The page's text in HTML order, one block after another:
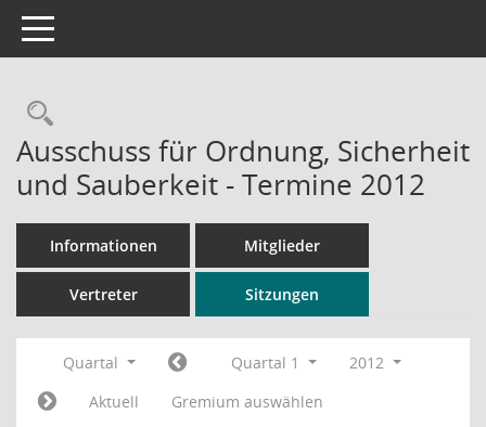
Toggle navigation
Rechercheauswahl
Ausschuss für Ordnung, Sicherheit
und Sauberkeit - Termine 2012
Informationen Mitglieder
Vertreter Sitzungen
Quartal Quartal 1
2012
Aktuell
Gremium auswählen